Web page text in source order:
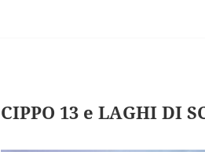
CIPPO 13 e LAGHI DI